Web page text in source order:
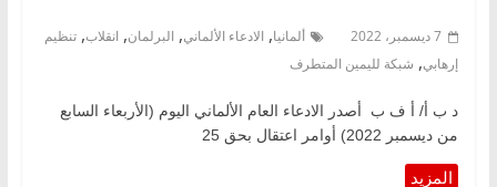
7 ديسمبر، 2022 ألمانيا, الادعاء الألماني, البرلمان, انقلاب, تنظيم
إرهابي, شبكة لليمين المتطرف
د ب أ/ أ ف ب أصدر الادعاء العام الألماني اليوم (الأربعاء السابع
من ديسمبر 2022) أوامر اعتقال بحق 25